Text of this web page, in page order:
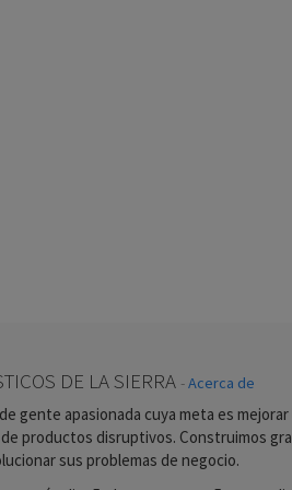
DE LA SIERRA -Acerca de
gente apasionada cuya meta es mejorar
productos disruptivos. Construimos
sus problemas de negocio.